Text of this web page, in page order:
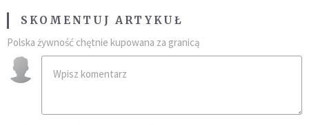
SKOMENTUJ ARTYKUŁ
Polska żywność chętnie kupowana za granicą